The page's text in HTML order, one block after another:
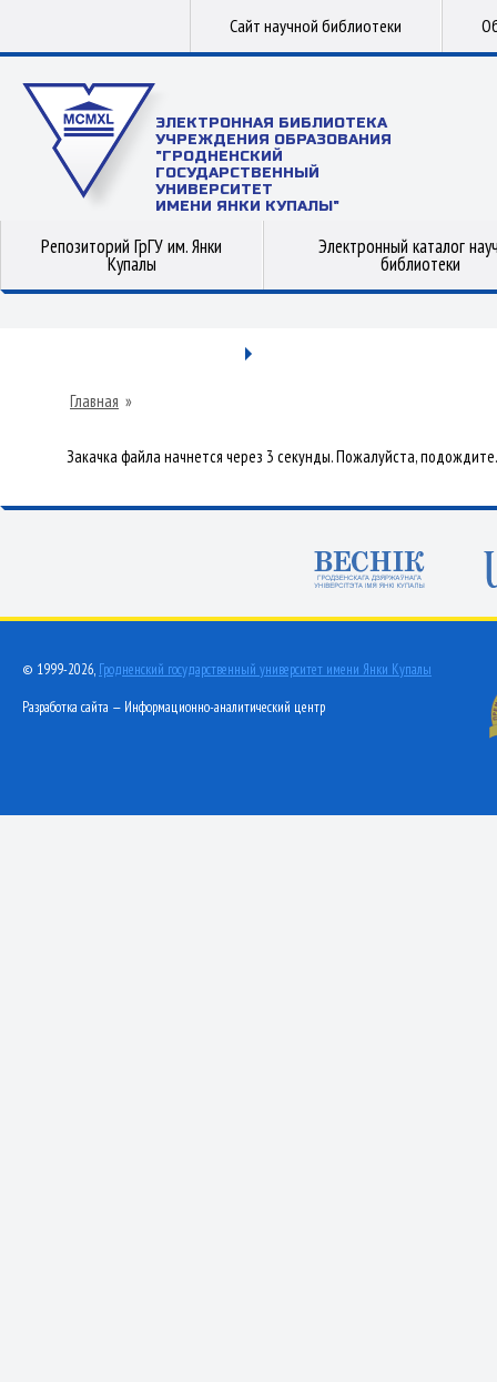
Сайт научной библиотеки
ЭЛЕКТРОННАЯ БИБЛИОТЕКА
УЧРЕЖДЕНИЯ ОБРАЗОВАНИЯ
"ГРОДНЕНСКИЙ
ГОСУДАРСТВЕННЫЙ
УНИВЕРСИТЕТ
ИМЕНИ ЯНКИ КУПАЛЫ"
Репозиторий ГрГУ им. Янки
Купалы
Электронный каталог
библиотеки
Главная »
Закачка файла начнется через 3 секунды. Пожалуйста, подождите.
© 1999-2026, Гродненский государственный университет имени Янки Купалы
Разработка сайта — Информационно-аналитический центр